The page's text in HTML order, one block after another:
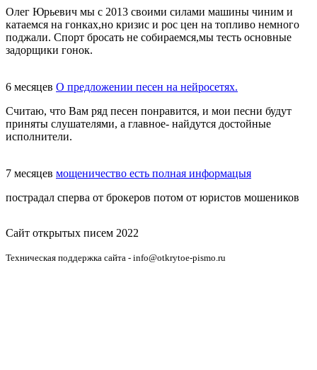
Олег Юрьевич мы с 2013 своими силами машины чиним и
катаемся на гонках,но кризис и рос цен на топливо немного
поджали. Спорт бросать не собираемся,мы тесть основные
задорщики гонок.
6 месяцев О предложении песен на нейросетях.
Считаю, что Вам ряд песен понравится, и мои песни будут
приняты слушателями, а главное- найдутся достойные
исполнители.
7 месяцев мощеничество есть полная информацыя
пострадал сперва от брокеров потом от юристов мошеников
Сайт открытых писем 2022
Техническая поддержка сайта - info@otkrytoe-pismo.ru